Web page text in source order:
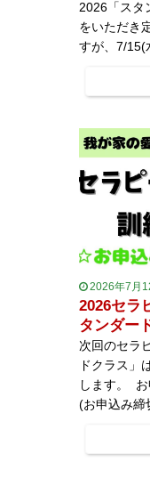
2026「スタ
をいただき
すが、7/15(
2026年7月
2026セラ
タンダー
次回のセラ
ドクラス」
します。 お
(お申込み締